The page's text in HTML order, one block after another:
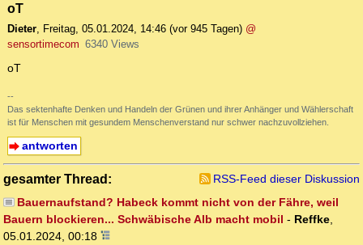
oT
Dieter, Freitag, 05.01.2024, 14:46 (vor 945 Tagen) @
sensortimecom 6340 Views
oT
--
Das sektenhafte Denken und Handeln der Grünen und ihrer Anhänger und Wählerschaft
ist für Menschen mit gesundem Menschenverstand nur schwer nachzuvollziehen.
antworten
gesamter Thread:
RSS-Feed dieser Diskussion
Bauernaufstand? Habeck kommt nicht von der Fähre, weil
Bauern blockieren... Schwäbische Alb macht mobil - Reffke,
05.01.2024, 00:18